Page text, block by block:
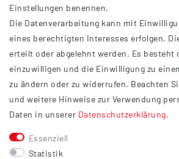
AGB
Impressum
Datenschutzerklärung
Widerrufsrecht
Barrierefreiheit
Service
Kontakt
Versand
Einstellungen benennen.
Die Datenverarbeitung kann mit
eines berechtigten Interesses erfolgen.
erteilt oder abgelehnt werden. Es besteht
einzuwilligen und die Einwilligung zu
zu ändern oder zu widerrufen. Beachten
und weitere Hinweise zur Verwendung
Daten in unserer Daten­schutz­erklärung.
Essenziell
Statistik